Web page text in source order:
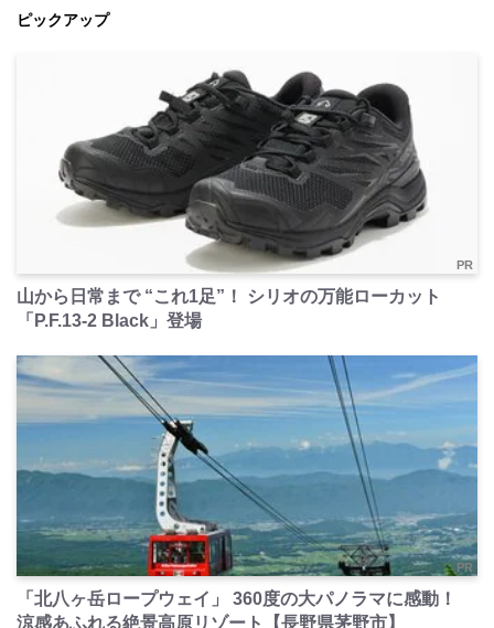
ピックアップ
PR
山から日常まで “これ1足”！ シリオの万能ローカット
「P.F.13-2 Black」登場
PR
「北八ヶ岳ロープウェイ」 360度の大パノラマに感動！
涼感あふれる絶景高原リゾート【長野県茅野市】